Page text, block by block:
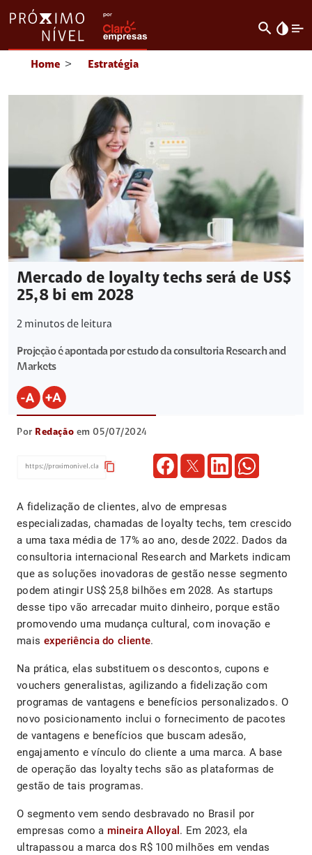
search invert_colors
Home > Estratégia
Mercado de loyalty techs será de US$
25,8 bi em 2028
2 minutos de leitura
Projeção é apontada por estudo da consultoria Research and
Markets
Por Redação em 05/07/2024
content_copy
A fidelização de clientes, alvo de empresas
especializadas, chamadas de loyalty techs, tem crescido
a uma taxa média de 17% ao ano, desde 2022. Dados da
consultoria internacional Research and Markets indicam
que as soluções inovadoras de gestão nesse segmento
podem atingir US$ 25,8 bilhões em 2028. As startups
desse tipo vão arrecadar muito dinheiro, porque estão
promovendo uma mudança cultural, com inovação e
mais experiência do cliente.
Na prática, elas substituem os descontos, cupons e
vouchers generalistas, agilizando a fidelização com
programas de vantagens e benefícios personalizados. O
novo posicionamento inclui o fornecimento de pacotes
de vantagens e benefícios que buscam adesão,
engajamento e vínculo do cliente a uma marca. A base
de operação das loyalty techs são as plataformas de
gestão de tais programas.
O segmento vem sendo desbravado no Brasil por
empresas como a mineira Alloyal . Em 2023, ela
ultrapassou a marca dos R$ 100 milhões em vendas